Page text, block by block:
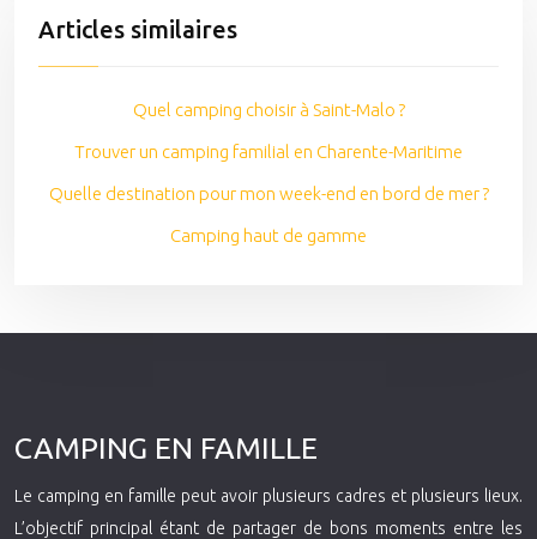
Articles similaires
Quel camping choisir à Saint-Malo ?
Trouver un camping familial en Charente-Maritime
Quelle destination pour mon week-end en bord de mer ?
Camping haut de gamme
CAMPING EN FAMILLE
Le camping en famille peut avoir plusieurs cadres et plusieurs lieux.
L’objectif principal étant de partager de bons moments entre les